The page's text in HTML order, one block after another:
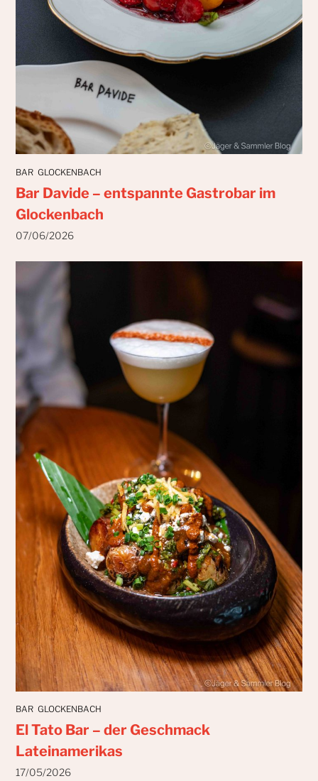
BAR GLOCKENBACH
Bar Davide – entspannte Gastrobar im
Glockenbach
07/06/2026
BAR GLOCKENBACH
El Tato Bar – der Geschmack
Lateinamerikas
17/05/2026